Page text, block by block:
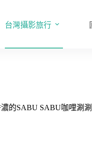
台灣攝影旅行
的SABU SABU咖哩涮